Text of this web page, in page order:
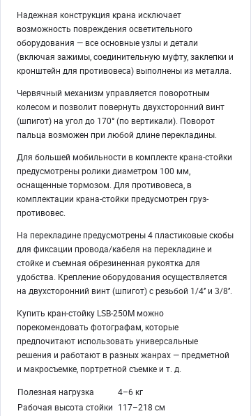
Надежная конструкция крана исключает
возможность повреждения осветительного
оборудования — все основные узлы и детали
(включая зажимы, соединительную муфту, заклепки и
кронштейн для противовеса) выполнены из металла.
Червячный механизм управляется поворотным
колесом и позволит повернуть двухсторонний винт
(шпигот) на угол до 170° (по вертикали). Поворот
пальца возможен при любой длине перекладины.
Для большей мобильности в комплекте крана-стойки
предусмотрены ролики диаметром 100 мм,
оснащенные тормозом. Для противовеса, в
комплектации крана-стойки предусмотрен груз-
противовес.
На перекладине предусмотрены 4 пластиковые скобы
для фиксации провода/кабеля на перекладине и
стойке и съемная обрезиненная рукоятка для
удобства. Крепление оборудования осуществляется
на двухсторонний винт (шпигот) с резьбой 1/4’’ и 3/8’’.
Купить кран-стойку LSB-250M можно
порекомендовать фотографам, которые
предпочитают использовать универсальные
решения и работают в разных жанрах — предметной
и макросъемке, портретной съемке и т. д.
Полезная нагрузка
4–6 кг
Рабочая высота стойки 117–218 см